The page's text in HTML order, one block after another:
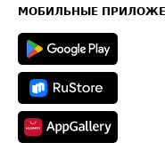
Техническая информация
МОБИЛЬНЫЕ